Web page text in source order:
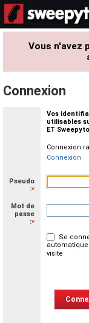
Vous n'avez
Connexion
Vos
utilisables
ET
Connexion
Connexion
Pseudo
:*
Mot de
passe
:*
Se
visite